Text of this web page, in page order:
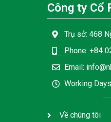
Công ty Cổ
Trụ sở: 468
Phone: +84
Email:
Working
Về chúng tôi